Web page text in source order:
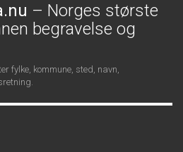
– Norges største
begravelse og
fylke, kommune, sted, navn,